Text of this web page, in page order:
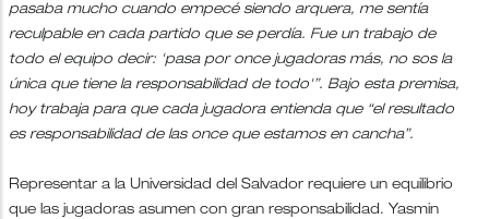
pasaba mucho cuando empecé siendo arquera, me sentía
reculpable en cada partido que se perdía. Fue un trabajo de
todo el equipo decir: 'pasa por once jugadoras más, no sos la
única que tiene la responsabilidad de todo'”. Bajo esta premisa,
hoy trabaja para que cada jugadora entienda que “el resultado
es responsabilidad de las once que estamos en cancha”.
Representar a la Universidad del Salvador requiere un equilibrio
que las jugadoras asumen con gran responsabilidad. Yasmin